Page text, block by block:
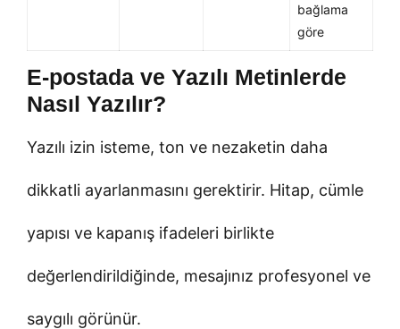
bağlama
göre
E-postada ve Yazılı Metinlerde
Nasıl Yazılır?
Yazılı izin isteme, ton ve nezaketin daha
dikkatli ayarlanmasını gerektirir. Hitap, cümle
yapısı ve kapanış ifadeleri birlikte
değerlendirildiğinde, mesajınız profesyonel ve
saygılı görünür.